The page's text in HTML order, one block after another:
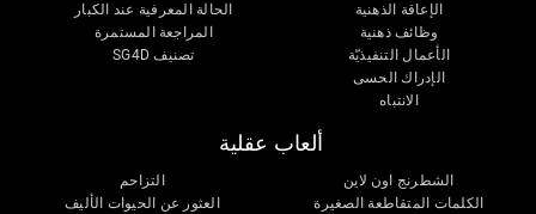
الإعاقة الذهنية
وظائف ذهنية
الأعمال التنفيذيّة
الإدراك الحسى
الانتباه
الحالة المعرفية عند الكبار
المراجعة المستمرة
تصنيف SG4D
ألعاب عقلية
الشطرنج اون لاين
الكلمات المتقاطعة الصغيرة
التزاحم
العثور عن الحيوات الأليف